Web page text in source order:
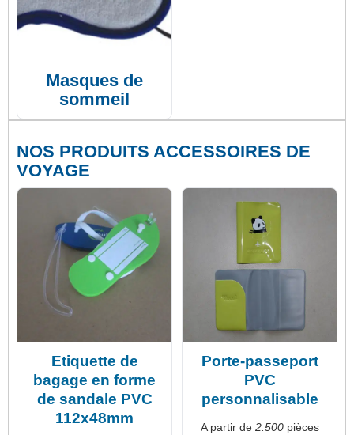
Masques de
sommeil
NOS PRODUITS ACCESSOIRES DE
VOYAGE
Etiquette de
bagage en forme
de sandale PVC
112x48mm
Porte-passeport
PVC
personnalisable
A partir de 2.500pièces